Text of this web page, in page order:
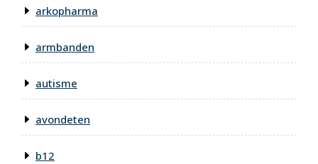
arkopharma
armbanden
autisme
avondeten
b12